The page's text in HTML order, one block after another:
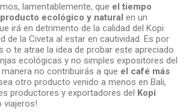
lamentablemente, que el tiempo
ecológico y natural en un
irá en detrimento de la calidad del Kopi
de la Civeta al estar en cautividad. Es por
o te atrae la idea de probar este apreciado
ecológicas y no simples expositores del
no contribuirás a que el café más
otro producto venido a menos en Bali,
productores y exportadores del Kopi
viajeros!